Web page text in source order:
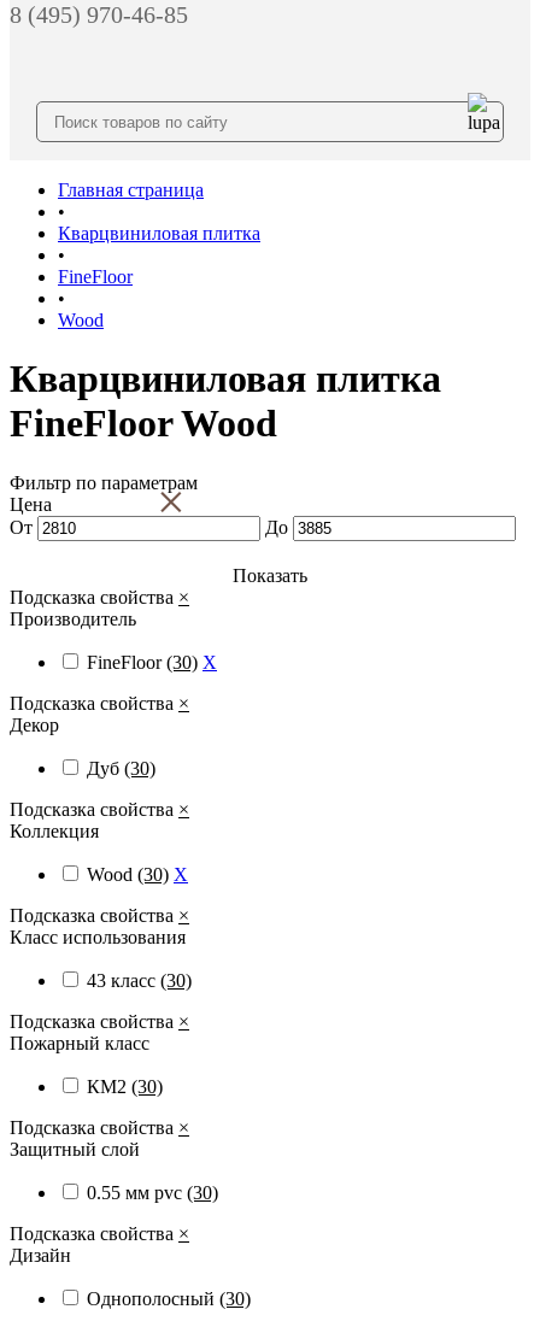
8 (495) 970-46-85
Главная страница
•
Кварцвиниловая плитка
•
FineFloor
•
Wood
Кварцвиниловая плитка
FineFloor Wood
Фильтр по параметрам
×
Цена
От
До
Показать
Подсказка свойства ×
Производитель
FineFloor(30) X
Подсказка свойства ×
Декор
Дуб (30)
Подсказка свойства ×
Коллекция
Wood (30) X
Подсказка свойства ×
Класс использования
43 класс (30)
Подсказка свойства ×
Пожарный класс
КМ2 (30)
Подсказка свойства ×
Защитный слой
0.55 мм pvc (30)
Подсказка свойства ×
Дизайн
Однополосный (30)